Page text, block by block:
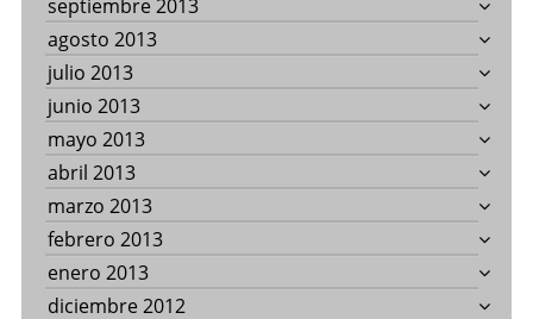
septiembre 2013
agosto 2013
julio 2013
junio 2013
mayo 2013
abril 2013
marzo 2013
febrero 2013
enero 2013
diciembre 2012